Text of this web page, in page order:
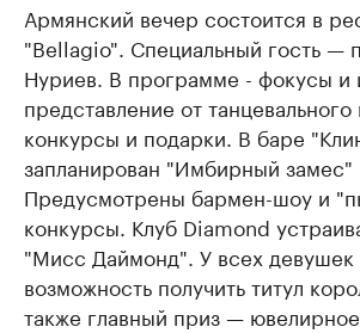
Армянский вечер состоится в
"Bellagio". Специальный гость —
Нуриев. В программе - фокусы и
представление от танцевального
конкурсы и подарки. В баре
запланирован "Имбирный замес" .
Предусмотрены бармен-шоу и
конкурсы. Клуб Diamond
"Мисс Даймонд". У всех девушек
возможность получить титул
также главный приз —